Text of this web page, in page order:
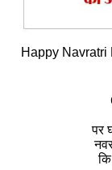
Happy Navratri
पर